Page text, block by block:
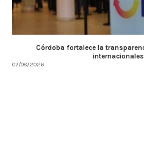
Córdoba fortalece la
07/08/2026